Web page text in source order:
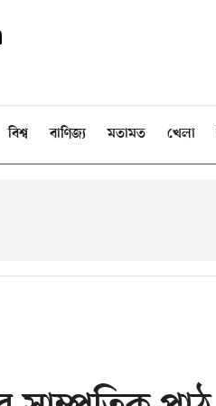
বিশ্ব বাণিজ্য মতামত খেলা